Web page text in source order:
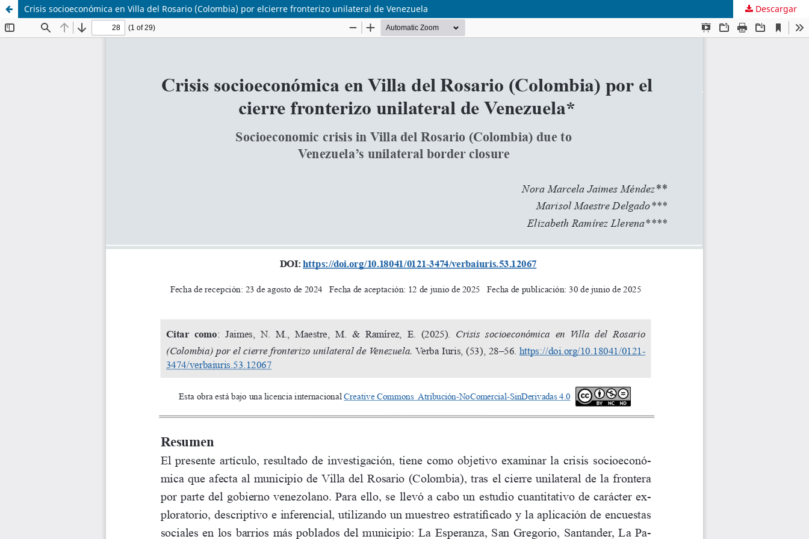
Crisis socioeconómica en Villa del Rosario (Colombia) por elcierre fronterizo unilateral de Venezuela Descargar